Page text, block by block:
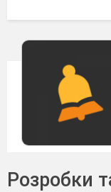
Розробки